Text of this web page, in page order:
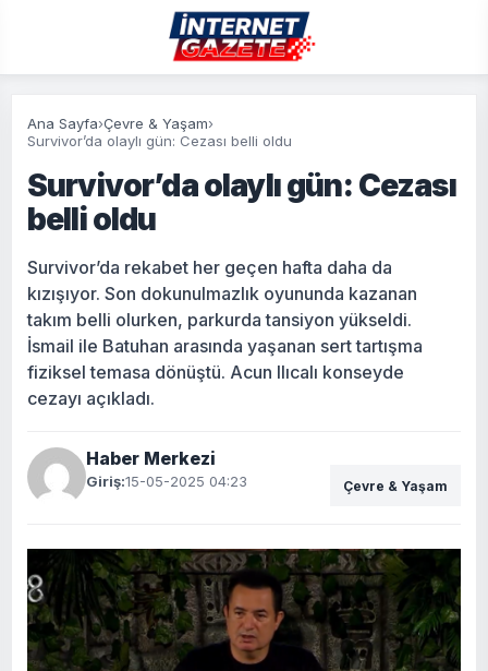
Ana Sayfa›Çevre & Yaşam›
Survivor’da olaylı gün: Cezası belli oldu
Survivor’da olaylı gün: Cezası
belli oldu
Survivor’da rekabet her geçen hafta daha da
kızışıyor. Son dokunulmazlık oyununda kazanan
takım belli olurken, parkurda tansiyon yükseldi.
İsmail ile Batuhan arasında yaşanan sert tartışma
fiziksel temasa dönüştü. Acun Ilıcalı konseyde
cezayı açıkladı.
Haber Merkezi
Giriş:15-05-2025 04:23 Çevre & Yaşam